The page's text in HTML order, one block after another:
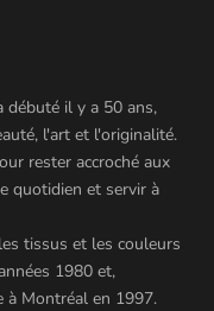
débuté il y a 50 ans,
l'art et l'originalité.
rester accroché aux
quotidien et servir à
tissus et les couleurs
1980 et,
à Montréal en 1997.